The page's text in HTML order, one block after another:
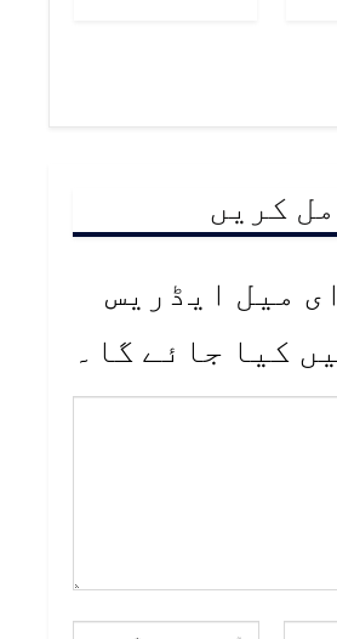
کریں
میل ایڈریس
کیا جائے گا۔